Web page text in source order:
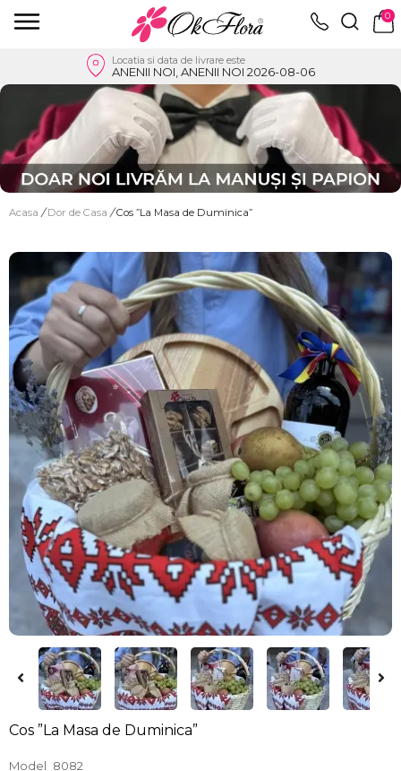
0
Locatia si data de livrare este
ANENII NOI, ANENII NOI 2026-08-06
Acasa / Dor de Casa / Cos ”La Masa de Duminica”
Cos ”La Masa de Duminica”
Model 8082